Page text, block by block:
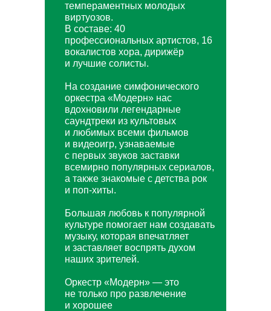
темпераментных молодых
виртуозов.
В составе: 40
профессиональных артистов, 16
вокалистов хора, дирижёр
и лучшие солисты.
На создание симфонического
оркестра «Модерн» нас
вдохновили легендарные
саундтреки из культовых
и любимых всеми фильмов
и видеоигр, узнаваемые
с первых звуков заставки
всемирно популярных сериалов,
а также знакомые с детства рок
и поп-хиты.
Большая любовь к популярной
культуре помогает нам создавать
музыку, которая впечатляет
и заставляет воспрять духом
наших зрителей.
Оркестр «Модерн» — это
не только про развлечение
и хорошее